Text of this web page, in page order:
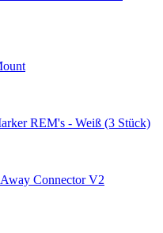
REM's - Weiß (3 Stück)
Connector V2